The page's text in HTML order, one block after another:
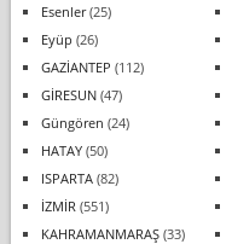
Esenler(25)
Eyüp (26)
GAZİANTEP (112)
GİRESUN(47)
Güngören (24)
HATAY(50)
ISPARTA(82)
İZMİR (551)
KAHRAMANMARAŞ(33)